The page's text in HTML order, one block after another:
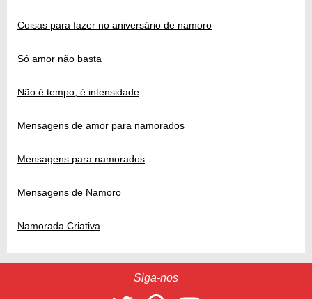
Coisas para fazer no aniversário de namoro
Só amor não basta
Não é tempo, é intensidade
Mensagens de amor para namorados
Mensagens para namorados
Mensagens de Namoro
Namorada Criativa
Siga-nos